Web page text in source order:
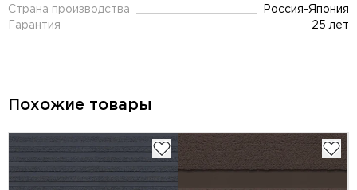
Страна производства
Россия-Япония
Гарантия
25 лет
Похожие товары